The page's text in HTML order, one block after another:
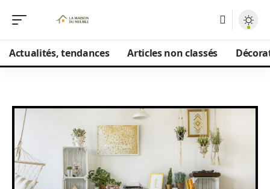
Actualités, tendances Articles non classés